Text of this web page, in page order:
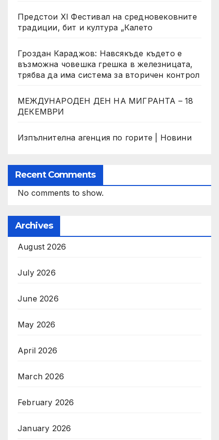
Предстои XI Фестивал на средновековните
традиции, бит и култура „Калето
Гроздан Караджов: Навсякъде където е
възможна човешка грешка в железницата,
трябва да има система за вторичен контрол
МЕЖДУНАРОДЕН ДЕН НА МИГРАНТА – 18
ДЕКЕМВРИ
Изпълнителна агенция по горите | Новини
Recent Comments
No comments to show.
Archives
August 2026
July 2026
June 2026
May 2026
April 2026
March 2026
February 2026
January 2026